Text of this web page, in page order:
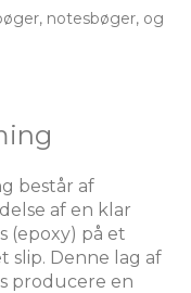
notesbøger, og
består af
af en klar
(epoxy) på et
slip. Denne lag af
producere en